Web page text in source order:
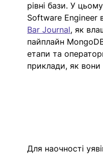
рівні бази. У
Software Engineer
Bar Journal, як
пайплайн
етапи та
приклади, як вони
Для наочності